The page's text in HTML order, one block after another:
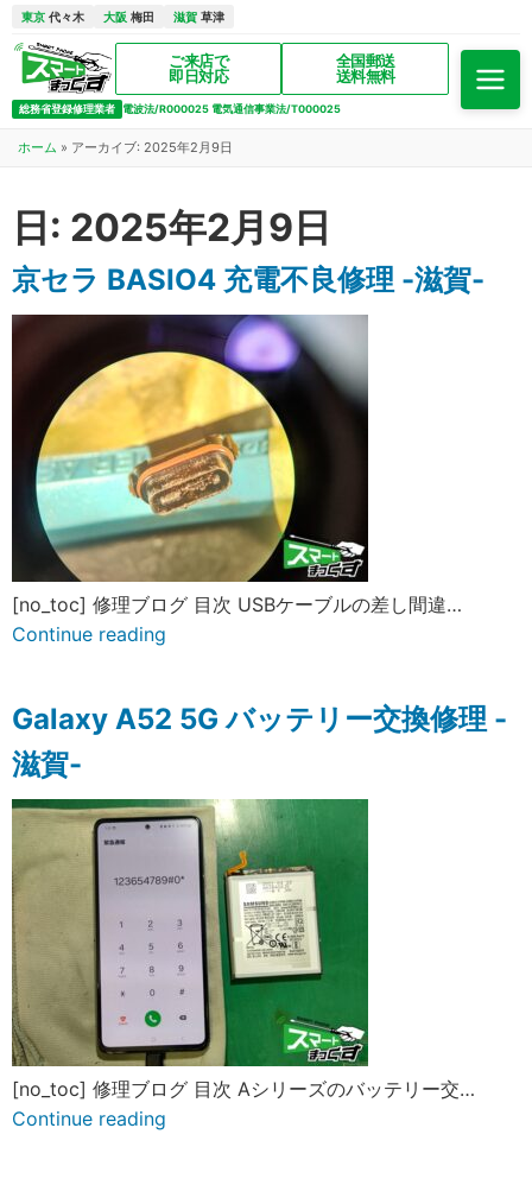
東京 代々木 大阪 梅田 滋賀 草津
ご来店で
即日対応
全国郵送
送料無料
総務省登録修理業者 電波法/R000025 電気通信事業法/T000025
ホーム » アーカイブ: 2025年2月9日
日: 2025年2月9日
京セラ BASIO4 充電不良修理 -滋賀-
[no_toc] 修理ブログ 目次 USBケーブルの差し間違…
Continue reading
Galaxy A52 5G バッテリー交換修理 -
滋賀-
[no_toc] 修理ブログ 目次 Aシリーズのバッテリー交…
Continue reading